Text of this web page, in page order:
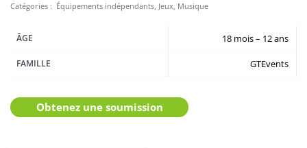
Catégories : Équipements indépendants, Jeux, Musique
Obtenez une soumission
ÂGE 18 mois – 12 ans
FAMILLE GTEvents